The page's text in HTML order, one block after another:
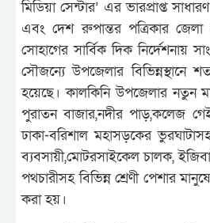
মিডিয়া সেন্টার’ এর ভারপ্রাপ্ত
এবং দেশ রুপান্তর পত্রিকার জেলা
সোহাগের সার্বিক দিক নির্দেশনায়
সৌজন্যে উপজেলার বিভিন্নস্থানে
হয়েছে। কালকিনি উপজেলার নতুন
পুরাতন বাজার,নদীর পাড়,কলেজ
ঢাকা-বরিশাল মহাসড়কের
ব্যবসায়ী,মোটরসাইকেল চালক,
পথচারীসহ বিভিন্ন শ্রেণী পেশার
করা হয়।